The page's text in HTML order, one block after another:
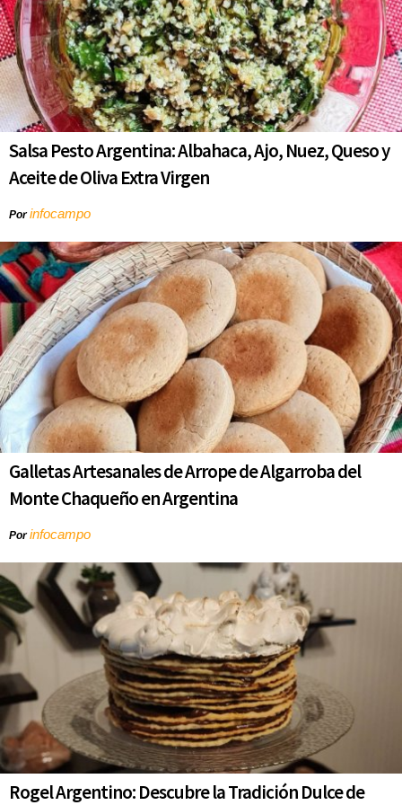
Salsa Pesto Argentina: Albahaca, Ajo, Nuez, Queso y
Aceite de Oliva Extra Virgen
Porinfocampo
Galletas Artesanales de Arrope de Algarroba del
Monte Chaqueño en Argentina
Porinfocampo
Rogel Argentino: Descubre la Tradición Dulce de